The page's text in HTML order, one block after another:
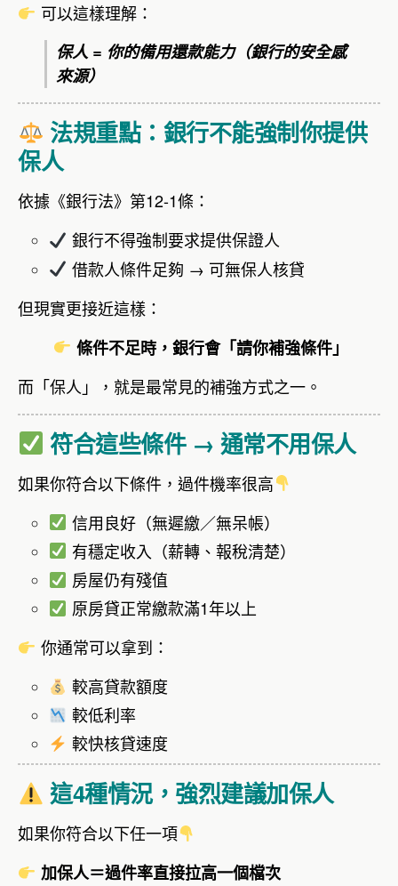
可以這樣理解：
保人 = 你的備用還款能力（銀行的安全感
來源）
法規重點：銀行不能強制你提供
保人
依據《銀行法》第12-1條：
銀行不得強制要求提供保證人
借款人條件足夠 → 可無保人核貸
但現實更接近這樣：
條件不足時，銀行會「請你補強條件」
而「保人」，就是最常見的補強方式之一。
符合這些條件 → 通常不用保人
如果你符合以下條件，過件機率很高
信用良好（無遲繳／無呆帳）
有穩定收入（薪轉、報稅清楚）
房屋仍有殘值
原房貸正常繳款滿1年以上
你通常可以拿到：
較高貸款額度
較低利率
較快核貸速度
這4種情況，強烈建議加保人
如果你符合以下任一項
加保人＝過件率直接拉高一個檔次